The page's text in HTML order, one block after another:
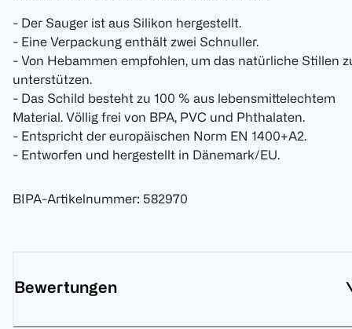
- Der Sauger ist aus Silikon hergestellt.
- Eine Verpackung enthält zwei Schnuller.
- Von Hebammen empfohlen, um das natürliche Stillen
unterstützen.
- Das Schild besteht zu 100 % aus lebensmittelechtem
Material. Völlig frei von BPA, PVC und Phthalaten.
- Entspricht der europäischen Norm EN 1400+A2.
- Entworfen und hergestellt in Dänemark/EU.
BIPA-Artikelnummer: 582970
Bewertungen